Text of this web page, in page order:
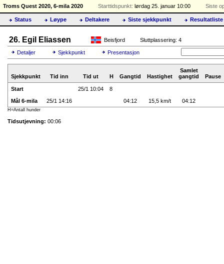
Troms Quest 2020, 6-mila 2020 Starttidspunkt: lørdag 25. januar 10:00 Siste
Status Løype Deltakere Siste sjekkpunkt Resultatliste
26. Egil Eliassen Beisfjord Sluttplassering: 4
Detaljer Sjekkpunkt Presentasjon
Sjekkpunkt Tid inn Tid ut H Gangtid Hastighet
Samlet
gangtid
Pause
Start 25/1 10:04
8
Mål 6-mila
25/1 14:16 04:12 15,5 km/t 04:12
H=Antall hunder
Tidsutjevning: 00:06